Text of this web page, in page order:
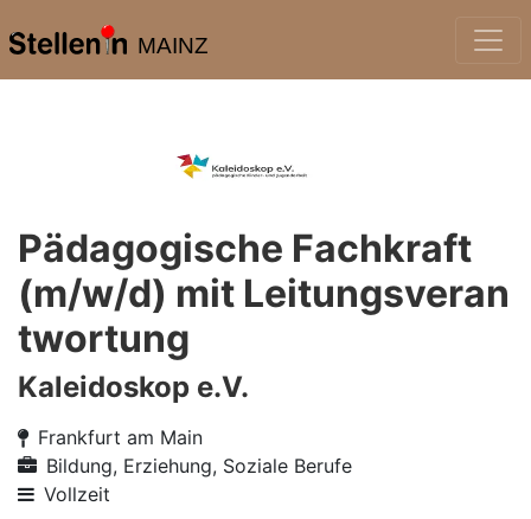
MAINZ
Pädagogische Fachkraft
(m/w/d) mit Leitungsveran
twortung
Kaleidoskop e.V.
Frankfurt am Main
Bildung, Erziehung, Soziale Berufe
Vollzeit